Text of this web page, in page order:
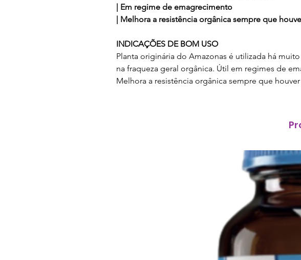
| Em regime de emagrecimento
| Melhora a resistência orgânica sempre que
INDICAÇÕES DE BOM USO
Planta originária do Amazonas é utilizada há
na fraqueza geral orgânica. Útil em regimes de
Melhora a resistência orgânica sempre que